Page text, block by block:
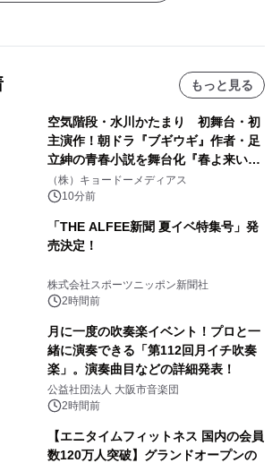
もっと見る
空気階段・水川かたまり 初舞台・初
主演作！朝ドラ『ブギウギ』作者・足
立紳の青春小説を舞台化『春よ来い、
マジで来い』キービジュアル解禁！
（株）キョードーメディアス
10分前
「THE ALFEE新聞 夏イベ特集号」発
売決定！
株式会社スポーツニッポン新聞社
2時間前
月に一度の吹奏楽イベント！プロと一
緒に演奏できる「第112回月イチ吹奏
楽」。演奏曲目などの詳細発表！
公益社団法人 大阪市音楽団
2時間前
【エニタイムフィットネス 国内の会員
数120万人突破】グランドオープンの